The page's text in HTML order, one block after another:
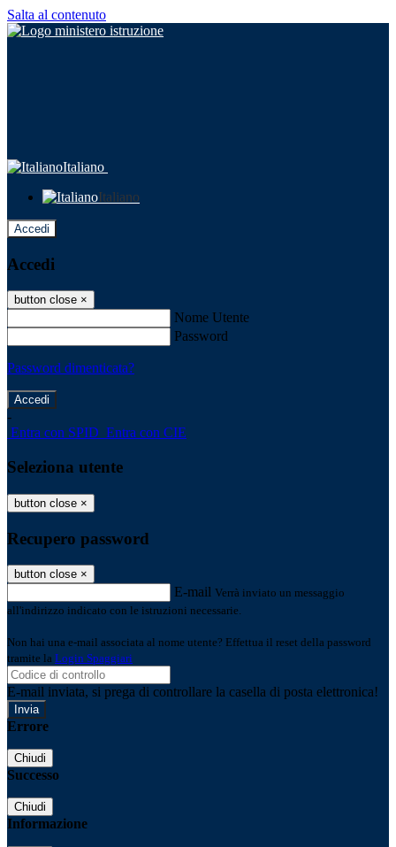
Salta al contenuto
Italiano
Italiano
Accedi
Accedi
button close ×
Nome Utente
Password
Password dimenticata?
-
Entra con SPID Entra con CIE
Seleziona utente
button close ×
Recupero password
button close ×
E-mail Verrà inviato un messaggio
all'indirizzo indicato con le istruzioni necessarie.
Non hai una e-mail associata al nome utente? Effettua il reset della password
tramite la Login Spaggiari
E-mail inviata, si prega di controllare la casella di posta elettronica!
Errore
Chiudi
Successo
Chiudi
Informazione